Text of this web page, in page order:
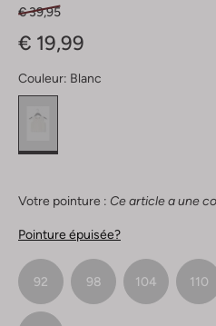
€ 39,95
€ 19,99
Couleur: Blanc
Votre pointure : Ce article a une
Pointure épuisée?
92 98 104 110